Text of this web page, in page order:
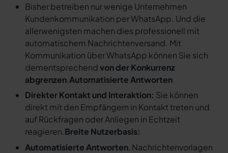
Bisher betreiben nur wenige Unternehmen
Kundenkommunikation per WhatsApp. Und die
allerwenigsten machen dies professionell mit
automatischem Nachrichtenversand. Mit
Kommunikation über WhatsApp können Sie sich
dementsprechendvon der Konkurrenz
abgrenzen.Automatisierte Antworten
Direkter Kontakt und Interaktion: Sie können
direkt mit den Empfängern in Kontakt treten und
auf Rückfragen oder Anliegen in Echtzeit
reagieren.Breite Nutzerbasis:
Automatisierte Antworten, Nachrichtenvorlagen